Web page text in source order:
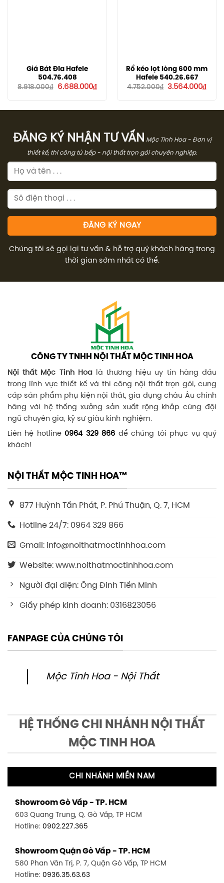
Giá Bát Đĩa Hafele
504.76.408
8.918.000₫
Giá
6.688.000₫Giá
hiện
6.688.000₫.
Rổ kéo lọt lòng 600 mm
Hafele 540.26.667
4.752.000₫ Giá
3.564.000₫Giá
hiện
ĐĂNG KÝ NHẬN TƯ VẤN Mộc Tinh Hoa - Đơn vị
thiết kế, thi công tủ bếp - nội thất trọn gói chuyên nghiệp.
Chúng tôi sẽ gọi lại tư vấn & hỗ trợ quý khách hàng trong
thời gian sớm nhất có thể.
CÔNG TY TNHH NỘI THẤT MỘC TINH HOA
Nội thất Mộc Tinh Hoalà thương hiệu uy tín hàng đầu
trong lĩnh vực thiết kế và thi công nội thất trọn gói, cung
cấp sản phẩm phụ kiện nội thất, gia dụng châu Âu chính
hãng với hệ thống xưởng sản xuất rộng khắp cùng đội
ngũ chuyên gia, kỹ sư giàu kinh nghiệm.
Liên hệ hotline 0964 329 866 để chúng tôi phục vụ quý
khách!
NỘI THẤT MỘC TINH HOA™
877 Huỳnh Tấn Phát, P. Phú Thuận, Q. 7, HCM
Hotline 24/7: 0964 329 866
Gmail: info@noithatmoctinhhoa.com
Website: www.noithatmoctinhhoa.com
Người đại diện: Ông Đinh Tiến Minh
Giấy phép kinh doanh: 0316823056
FANPAGE CỦA CHÚNG TÔI
Mộc Tinh Hoa - Nội Thất
HỆ THỐNG CHI NHÁNH NỘI THẤT
MỘC TINH HOA
CHI NHÁNH MIỀN NAM
Showroom Gò Vấp - TP. HCM
603 Quang Trung, Q. Gò Vấp, TP HCM
Hotline: 0902.227.365
Showroom Quận Gò Vấp - TP. HCM
580 Phan Văn Trị, P. 7, Quận Gò Vấp, TP HCM
Hotline: 0936.35.63.63